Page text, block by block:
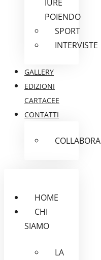
IURE
POIENDO
SPORT
INTERVISTE
GALLERY
EDIZIONI
CARTACEE
CONTATTI
COLLABORA
HOME
CHI
SIAMO
LA